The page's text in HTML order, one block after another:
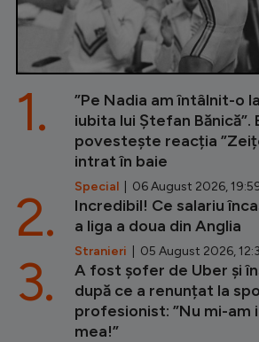
”Pe Nadia am întâlnit-o
iubita lui Ștefan
povestește reacția
intrat în baie
Special | 06 August 2026,
1.
Incredibil! Ce salariu
a liga a doua din Anglia
Stranieri | 05 August 2026,
2.
A fost șofer de Uber și
după ce a renunțat la
profesionist: ”Nu mi-am
mea!”
3.